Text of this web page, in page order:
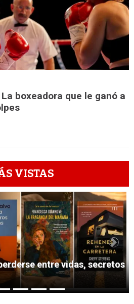
boxeadora que le ganó a
VISTAS
1
entre vidas, secretos
Next